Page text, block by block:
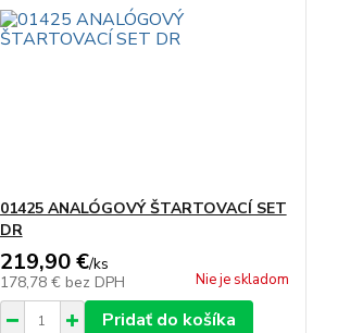
01425 ANALÓGOVÝ ŠTARTOVACÍ SET
DR
219,90 €/ks
178,78 € bez DPH Nie je skladom
Pridať do košíka